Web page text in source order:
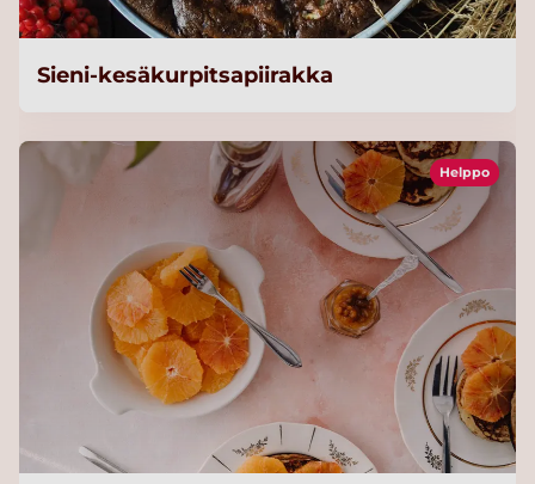
Sieni-kesäkurpitsapiirakka
Helppo